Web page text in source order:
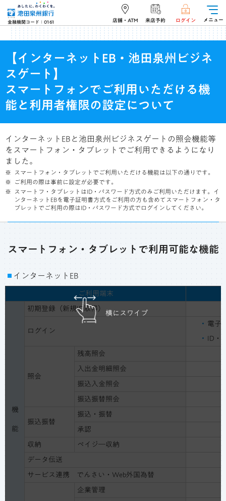
金融機関コード：0161 店舗・ATM 来店予約 ログイン メニュー
【インターネットEB・池田泉州ビジネ
スゲート】
スマートフォンでご利用いただける機
能と利用者権限の設定について
インターネットEBと池田泉州ビジネスゲートの照会機能等
をスマートフォン・タブレットでご利用できるようになり
ました。
スマートフォン・タブレットでご利用いただける機能は以下の通りです。
ご利用の際は事前に設定が必要です。
スマートフ・タブレットはID・パスワード方式のみご利用いただけます。イ
ンターネットEBを電子証明書方式をご利用の方も含めてスマートフォン・タ
ブレットでご利用の際はID・パスワード方式でログインしてください。
スマートフォン・タブレットで利用可能な機能
インターネットEB
ご利用端末
機
能
初期登録（新規ID取得）
ログイン
電子
ID・
照会
残高照会
入出金明細照会
振込入金照会
振込振替照会
振込振替
振込・振替
承認
収納 ペイジ―収納
データ伝送
サービス連携 でんさい・Web外国為替
企業管理
横にスワイプ